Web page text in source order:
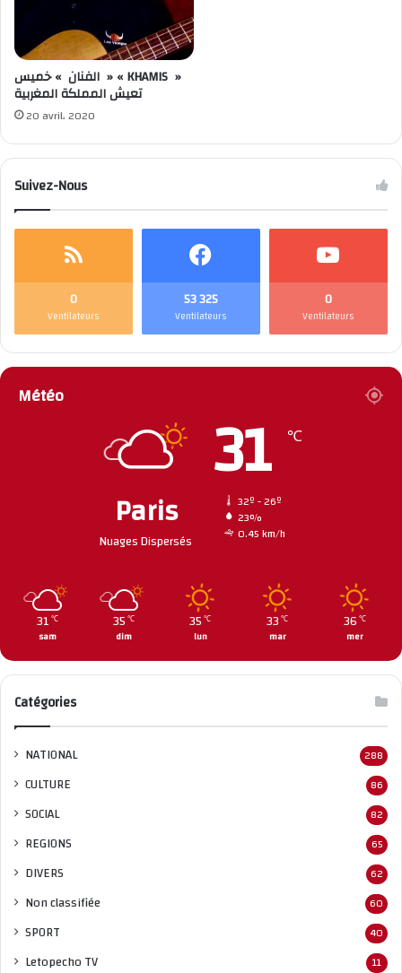
الفنان » خميس » « KHAMIS »
تعيش المملكة المغربية
20 avril، 2020
Suivez-Nous
0
Ventilateurs
53 325
Ventilateurs
0
Ventilateurs
Météo
Paris
Nuages Dispersés
31 ℃
32º - 26º
23%
0.45 km/h
31 ℃
sam
35 ℃
dim
35 ℃
lun
33℃
mar
36 ℃
mer
Catégories
NATIONAL 288
CULTURE 86
SOCIAL 82
REGIONS 65
DIVERS 62
Non classifiée 60
SPORT 40
Letopecho TV 11